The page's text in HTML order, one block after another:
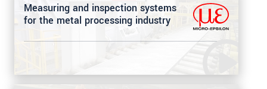
Measuring and inspection systems
for the metal processing industry